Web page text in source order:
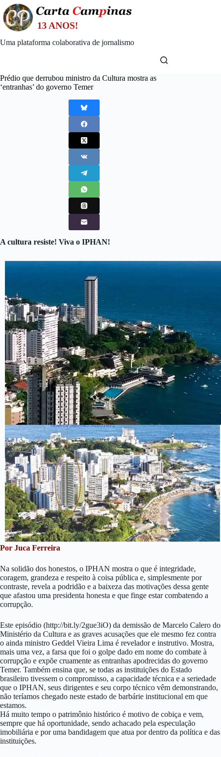
Skip
to
content
Uma plataforma colaborativa de jornalismo
Prédio que derrubou ministro da Cultura mostra as
‘entranhas’ do governo Temer
A cultura resiste! Viva o IPHAN!
Por Juca Ferreira
Na solidão dos honestos, o IPHAN mostra o que é integridade,
coragem, grandeza e respeito à coisa pública e, simplesmente por
contraste, revela a podridão e a baixeza das motivações dessa gente
que afastou uma presidenta honesta e que finge estar combatendo a
corrupção.
Este episódio (http://bit.ly/2gue3iO) da demissão de Marcelo Calero do
Ministério da Cultura e as graves acusações que ele mesmo fez contra
o ainda ministro Geddel Vieira Lima é revelador e instrutivo. Mostra,
mais uma vez, a farsa que foi o golpe dado em nome do combate à
corrupção e expõe cruamente as entranhas apodrecidas do governo
Temer. Também ensina que, se todas as instituições do Estado
brasileiro tivessem o compromisso, a capacidade técnica e a seriedade
que o IPHAN, seus dirigentes e seu corpo técnico vêm demonstrando,
não teríamos chegado neste estado de barbárie institucional em que
estamos.
Há muito tempo o patrimônio histórico é motivo de cobiça e vem,
sempre que há oportunidade, sendo achacado pela especulação
imobiliária e por uma bandidagem que atua por dentro da política e das
instituições.